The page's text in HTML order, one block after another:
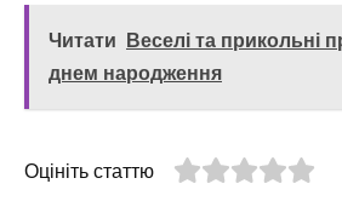
Читати
Веселі та прикольні
днем народження
Оцініть статтю